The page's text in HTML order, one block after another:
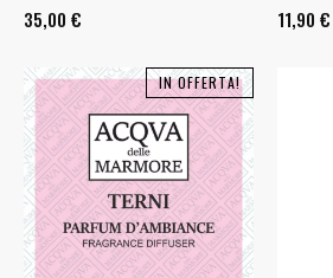
35,00 € 11,90 €
IN OFFERTA!